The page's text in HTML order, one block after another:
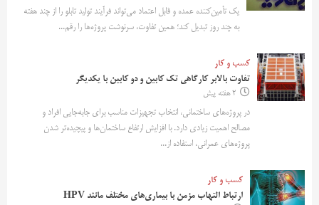
یک تأمین‌کننده عمده و قابل اعتماد می‌تواند فرآیند تولید تابلو را از چند هفته
به چند روز تبدیل کند؛ همین تفاوت، سرنوشت پروژه‌ها را رقم...
کسب و کار
تفاوت بالابر کارگاهی تک کابین و دو کابین با یکدیگر
2 هفته پیش
در پروژه‌های ساختمانی، انتخاب تجهیزات مناسب برای جابه‌جایی افراد و
مصالح اهمیت زیادی دارد. با افزایش ارتفاع ساختمان‌ها و پیچیده‌تر شدن
پروژه‌های عمرانی، استفاده از...
کسب و کار
ارتباط التهاب مزمن با بیماری‌های مختلف مانند HPV